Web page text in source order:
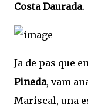
Costa Daurada.
Ja de pas que
Pineda, vam
Mariscal, una